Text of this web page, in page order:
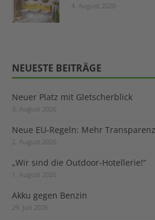
4. August 2020
NEUESTE BEITRÄGE
Neuer Platz mit Gletscherblick
3. August 2026
Neue EU-Regeln: Mehr
2. August 2026
„Wir sind die Outdoor-Hotellerie!“
1. August 2026
Akku gegen Benzin
29. Juli 2026